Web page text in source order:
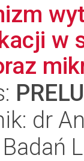
w
dr